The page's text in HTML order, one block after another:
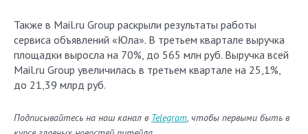
Также в Mail.ru Group раскрыли результаты работы
сервиса объявлений «Юла». В третьем квартале выручка
площадки выросла на 70%, до 565 млн руб. Выручка всей
Mail.ru Group увеличилась в третьем квартале на 25,1%,
до 21,39 млрд руб.
Подписывайтесь на наш канал в Telegram, чтобы первыми быть в